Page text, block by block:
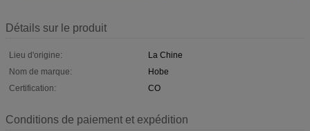
Détails sur le produit
Lieu d'origine:
La Chine
Nom de marque:
Hobe
Certification:
CO
Conditions de paiement et expédition